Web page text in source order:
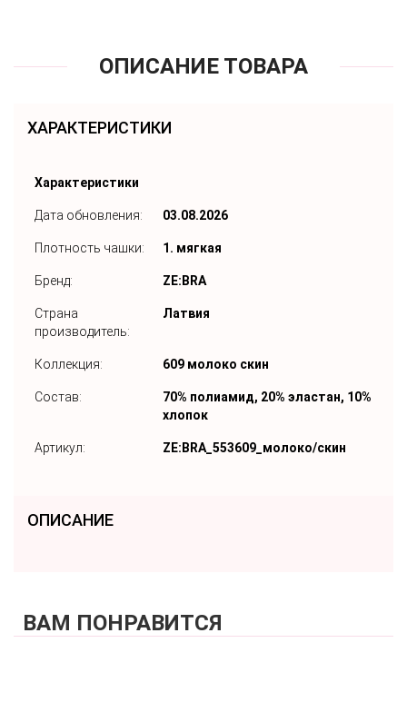
ОПИСАНИЕ ТОВАРА
ХАРАКТЕРИСТИКИ
Характеристики
Дата обновления: 03.08.2026
Плотность чашки: 1. мягкая
Бренд: ZE:BRA
Страна
производитель:
Латвия
Коллекция: 609 молоко скин
Состав:
70% полиамид, 20% эластан, 10%
хлопок
Артикул: ZE:BRA_553609_молоко/скин
ОПИСАНИЕ
ВАМ ПОНРАВИТСЯ